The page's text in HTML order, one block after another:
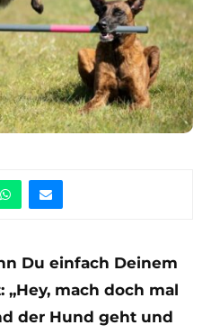
Du einfach Deinem
mach doch mal
der Hund geht und